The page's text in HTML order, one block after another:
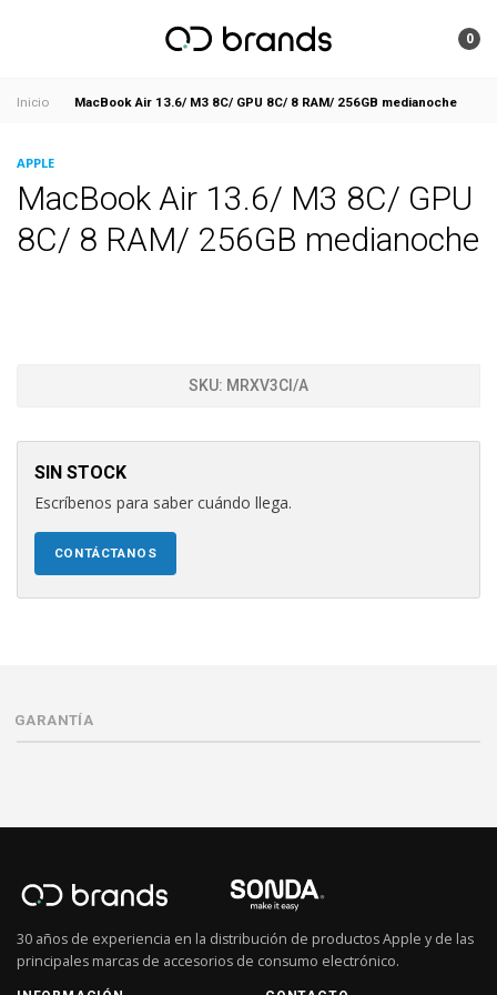
0
Inicio MacBook Air 13.6/ M3 8C/ GPU 8C/ 8 RAM/ 256GB medianoche
APPLE
MacBook Air 13.6/ M3 8C/ GPU
8C/ 8 RAM/ 256GB medianoche
SKU: MRXV3CI/A
SIN STOCK
Escríbenos para saber cuándo llega.
CONTÁCTANOS
GARANTÍA
30 años de experiencia en la distribución de productos Apple y de las
principales marcas de accesorios de consumo electrónico.